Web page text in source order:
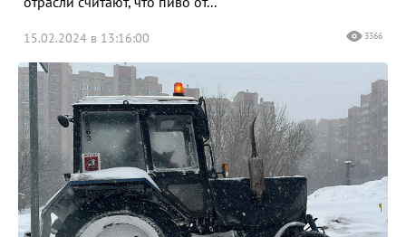
15.02.2024 в 13:16:00 3366